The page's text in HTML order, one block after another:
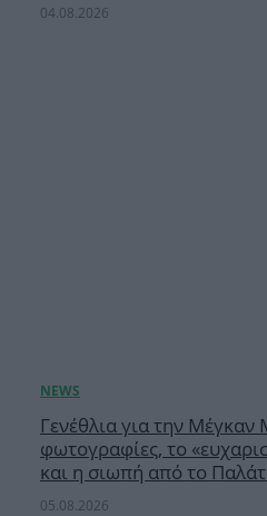
04.08.2026
Γενέθλια για την
φωτογραφίες, το
και η σιωπή από το
05.08.2026